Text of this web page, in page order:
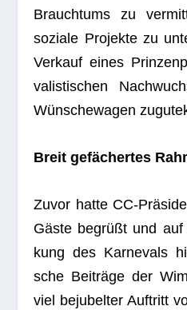
Brauch­tums zu
soziale Pro­jekte zu
Ver­kauf eines
va­lis­ti­schen
Wün­sche­wa­gen
Breit gefä­cher­tes
Zuvor hatte CC-
Gäste begrüßt und
kung des Kar­ne­vals
sche Bei­träge der
viel beju­bel­ter Auf­tritt